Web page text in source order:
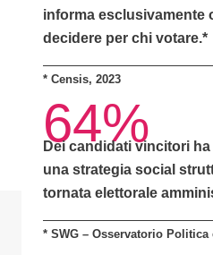
informa esclusivamente
decidere per chi votare.*
* Censis, 2023
64%
Dei candidati vincitori
una strategia social
tornata elettorale
* SWG – Osservatorio Politica